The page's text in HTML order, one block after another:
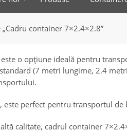
container 7×2.4×2.8”
o opțiune ideală pentru
(7 metri lungime, 2.4
este perfect pentru transportul
calitate, cadrul container